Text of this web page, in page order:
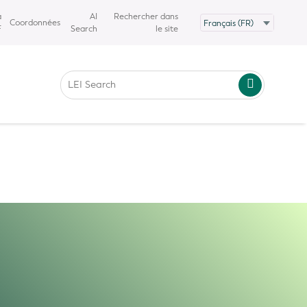
Coordonnées
AI
Search
Rechercher dans
le site
l'IA. Nous ne garantissons pas